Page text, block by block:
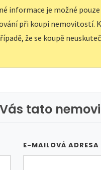
je možné
při koupi nemovitostí.
že se koupě
tato
E-MAILOVÁ ADRESA